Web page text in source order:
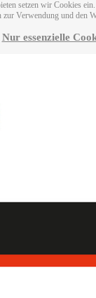
setzen wir Cookies
zur Verwendung und den
Nur essenzielle